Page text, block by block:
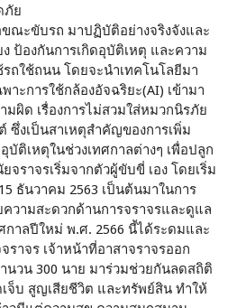
ภัย
ณะขับรถ มาปฏิบัติอย่างจริงจังและ
ป้องกันการเกิดอุบัติเหตุ และความ
ถใช้ถนน โดยจะนําเทคโนโลยีมา
าะการใช้กล้องอัจฉริยะ(AI) เข้ามา
มผิด เรื่องการไม่สวมใส่หมวกนิรภัย
งเป็นสาเหตุสําคัญของการเพิ่ม
บัติเหตุในช่วงเทศกาลต่างๆ เพื่อปลูก
จราจรเริ่มจากตัวผู้ขับขี่ เอง โดยเริ่ม
ธันวาคม 2563 เป็นต้นมาในการ
วามสะดวกด้านการจราจรและดูแล
กาลปีใหม่ พ.ศ. 2566 นี้ได้ระดมและ
ราจร เจ้าหน้าที่อาสาจราจรออก
วน 300 นาย มาร่วมช่วยกันลดสถิติ
จ็บ สูญเสียชีวิต และทรัพย์สิน ทําให้